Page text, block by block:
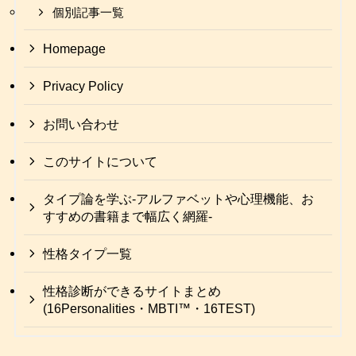
個別記事一覧
Homepage
Privacy Policy
お問い合わせ
このサイトについて
タイプ論を学ぶ-アルファベットや心理機能、お
すすめの書籍まで幅広く網羅-
性格タイプ一覧
性格診断ができるサイトまとめ
(16Personalities・MBTI™・16TEST)